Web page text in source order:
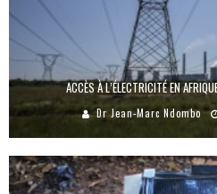
ACCÈS À L’ÉLECTRICITÉ EN
Dr Jean-Marc Ndombo